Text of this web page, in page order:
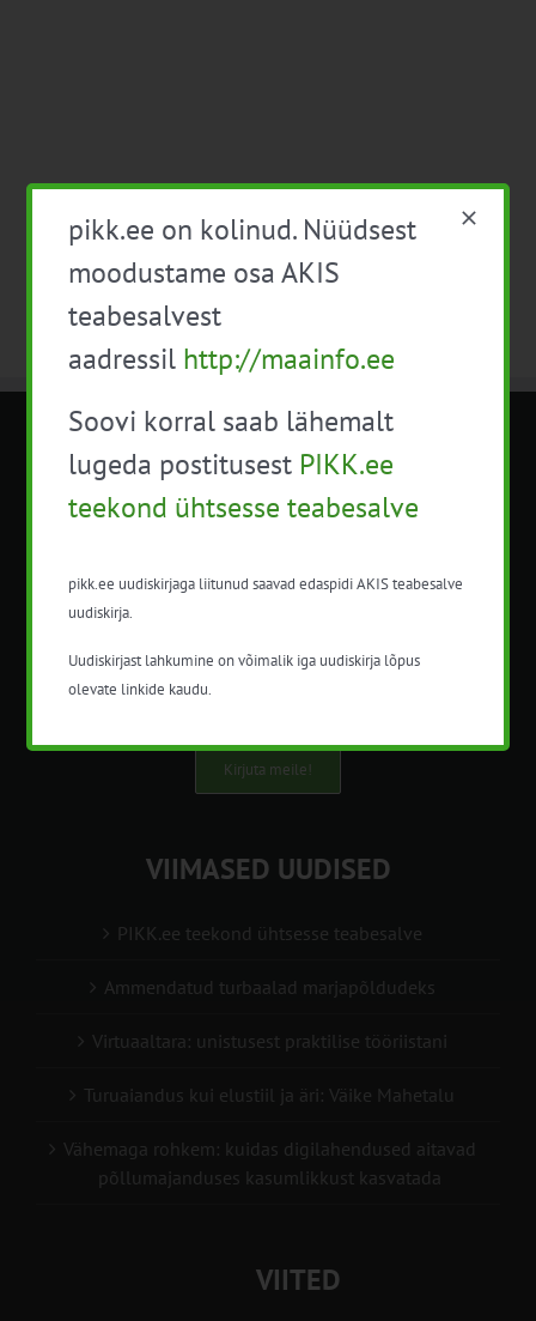
METK NÕUANDETEENISTUS
Nõuandeteenistuse nimetuse alt
nõustamisteenuseid.
info@pikk.ee
Kirjuta meile!
VIIMASED UUDISED
PIKK.ee teekond ühtsesse teabesalve
Ammendatud turbaalad marjapõldudeks
Virtuaaltara: unistusest praktilise tööriistani
Turuaiandus kui elustiil ja äri: Väike Mahetalu
Vähemaga rohkem: kuidas digilahendused aitavad
põllumajanduses kasumlikkust kasvatada
VIITED
pikk.ee on kolinud. Nüüdsest
moodustame osa AKIS
teabesalvest
aadressil http://maainfo.ee
Soovi korral saab lähemalt
lugeda postitusest PIKK.ee
teekond ühtsesse teabesalve
pikk.ee uudiskirjaga liitunud saavad edaspidi AKIS teabesalve
uudiskirja.
Uudiskirjast lahkumine on võimalik iga uudiskirja lõpus
olevate linkide kaudu.